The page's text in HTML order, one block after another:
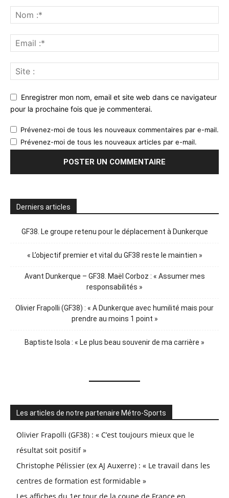
Enregistrer mon nom, email et site web dans ce navigateur
pour la prochaine fois que je commenterai.
Prévenez-moi de tous les nouveaux commentaires par e-mail.
Prévenez-moi de tous les nouveaux articles par e-mail.
Derniers articles
GF38. Le groupe retenu pour le déplacement à Dunkerque
« L’objectif premier et vital du GF38 reste le maintien »
Avant Dunkerque – GF38. Maël Corboz : « Assumer mes
responsabilités »
Olivier Frapolli (GF38) : « A Dunkerque avec humilité mais pour
prendre au moins 1 point »
Baptiste Isola : « Le plus beau souvenir de ma carrière »
Les articles de notre partenaire Métro-Sports
Olivier Frapolli (GF38) : « C’est toujours mieux que le
résultat soit positif »
Christophe Pélissier (ex AJ Auxerre) : « Le travail dans les
centres de formation est formidable »
Les affiches du 1er tour de la coupe de France en